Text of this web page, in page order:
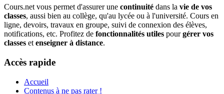
Cours.net vous permet d'assurer une continuité dans la vie de vos
classes, aussi bien au collège, qu'au lycée ou à l'université. Cours en
ligne, devoirs, travaux en groupe, suivi de connexion des élèves,
notifications, etc. Profitez de fonctionnalités utiles pourgérer vos
classes et enseigner à distance.
Accès rapide
Accueil
Contenus à ne pas rater !